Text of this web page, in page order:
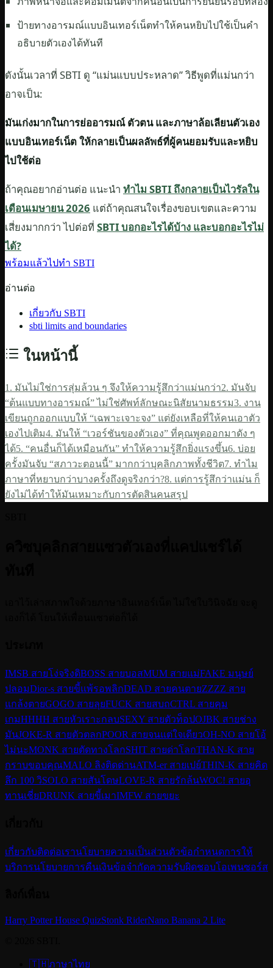
ป้ายทางอารมณ์แบบอินเทอร์เน็ตทำให้คนหยิบไปใช้เป็นคำ
อธิบายตัวเองได้ทันที
ดังนั้นเวลาที่ SBTI ดู “แม่นแบบประหลาด” วิธีพูดที่แม่นกว่า
อาจเป็น:
มันเก่งมากในการย่ออารมณ์ ตัวตน และภาษาล้อเลียนตัวเอง
แบบอินเทอร์เน็ต ให้กลายเป็นผลลัพธ์ที่ผู้คนยอมรับและหยิบ
ไปใช้ต่อ
ถ้าคุณอยากอ่านต่อ แนะนำ ทำไม SBTI ถึงกลายเป็นไวรัลใน
เดือนเมษายน 2026 แต่ถ้าคุณสนใจเรื่องขอบเขตและความ
เสี่ยงมากกว่า ไปต่อที่ SBTI บอกอะไรได้บ้าง และบอกอะไรไม่
ได้?
พร้อมแล้วไปทำ SBTI
อ่านต่อ
เกี่ยวกับ SBTI
sbti limits and boundaries
ในหน้านี้
1. มันไม่ใช่การสุ่มล้วน ๆ จึงให้ความรู้สึกว่าแม่นกว่า2. มันจับ
“ต้นแบบทางอารมณ์” ไม่ใช่ศัพท์ลักษณะนิสัยนามธรรม3. งาน
เขียนถูกออกแบบให้ “เฉพาะเจาะจง” แต่ยังเหลือที่ให้คนเอาตัว
เองไปเติม4. มันให้ “เวอร์ชันของตัวเอง” ที่คุณพูดออกมาดัง ๆ
ได้5. “คนอื่นก็ได้เหมือนกัน” ทำให้ความรู้สึกยิ่งแรงขึ้น6. บ่อย
ครั้งมันจับ “สภาวะตอนนี้” มากกว่าบุคลิกภาพทั้งชีวิต7. ทำไม
ภาษาที่หยาบกว่าบางครั้งถึงดูจริงกว่า?8. แต่การรู้สึกว่าแม่น ก็
ยังไม่ได้ทำให้มันเหมาะกับการตัดสินคนสรุป
IMSB สายโง่จริงดิBOSS สายบอสMUM สายแม่FAKE มนุษย์
ปลอมDior-s สายขี้แพ้รอพลิกDEAD สายคนตายZZZZ สาย
แกล้งตายGOGO สายลุยFUCK สายสบถCTRL สายคุม
เกมHHHH สายหัวเราะกลบSEXY สายตัวท็อปOJBK สายช่าง
มันJOKE-R สายตัวตลกPOOR สายจนแต่ใจเดียวOH-NO สายโอ้
ไม่นะMONK สายตัดทางโลกSHIT สายด่าโลกTHAN-K สาย
กราบขอบคุณMALO ลิงติดด่านATM-er สายเปย์THIN-K สายคิด
ลึก 100 วิSOLO สายสันโดษLOVE-R สายรักล้นWOC! สายอุ
ทานเชี่ยDRUNK สายขี้เมาIMFW สายขยะ
เกี่ยวกับติดต่อเรานโยบายความเป็นส่วนตัวข้อกำหนดการให้
บริการนโยบายการคืนเงินข้อจำกัดความรับผิดชอบโอเพนซอร์ส
Harry Potter House QuizStonk RiderNano Banana 2 Lite
🇹🇭ภาษาไทย